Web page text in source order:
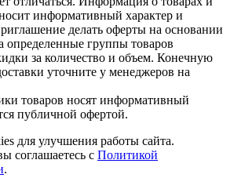
информативный характер и
делать оферты на основании
группы товаров
за количество и объем. Конечную
уточните у менеджеров на
товаров носят информативный
публичной офертой.
для улучшения работы сайта.
соглашаетесь с Политикой
.